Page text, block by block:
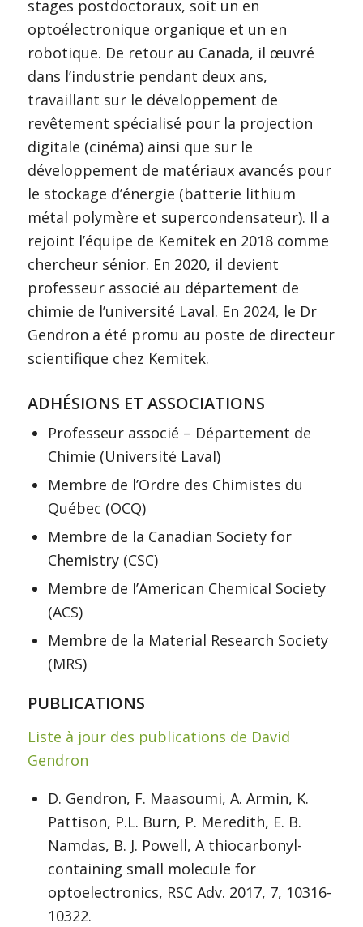
stages postdoctoraux, soit un en
optoélectronique organique et un en
robotique. De retour au Canada, il œuvré
dans l’industrie pendant deux ans,
travaillant sur le développement de
revêtement spécialisé pour la projection
digitale (cinéma) ainsi que sur le
développement de matériaux avancés pour
le stockage d’énergie (batterie lithium
métal polymère et supercondensateur). Il a
rejoint l’équipe de Kemitek en 2018 comme
chercheur sénior. En 2020, il devient
professeur associé au département de
chimie de l’université Laval. En 2024, le Dr
Gendron a été promu au poste de directeur
scientifique chez Kemitek.
ADHÉSIONS ET ASSOCIATIONS
Professeur associé – Département de
Chimie (Université Laval)
Membre de l’Ordre des Chimistes du
Québec (OCQ)
Membre de la Canadian Society for
Chemistry (CSC)
Membre de l’American Chemical Society
(ACS)
Membre de la Material Research Society
(MRS)
PUBLICATIONS
Liste à jour des publications de David
Gendron
D. Gendron, F. Maasoumi, A. Armin, K.
Pattison, P.L. Burn, P. Meredith, E. B.
Namdas, B. J. Powell, A thiocarbonyl-
containing small molecule for
optoelectronics, RSC Adv. 2017, 7, 10316-
10322.